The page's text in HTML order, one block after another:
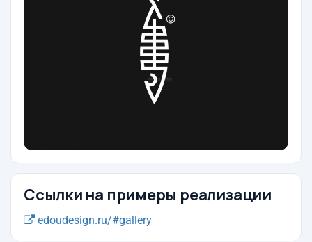
Ссылки на примеры реализации
edoudesign.ru/#gallery